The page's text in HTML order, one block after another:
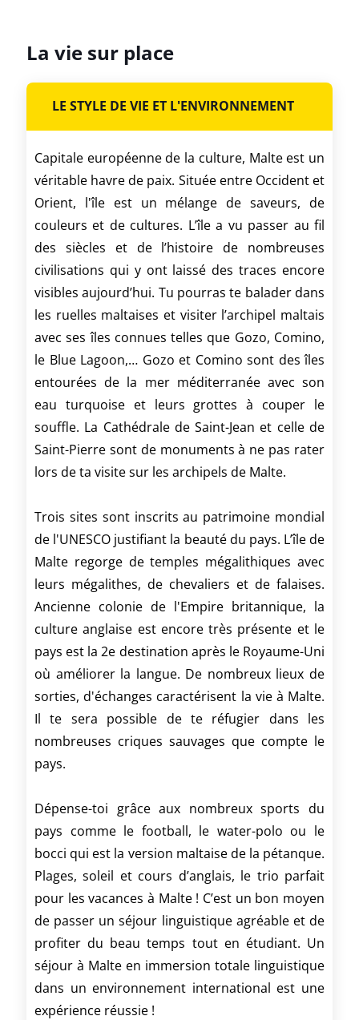
La vie sur place
LE STYLE DE VIE ET L'ENVIRONNEMENT
Capitale européenne de la culture, Malte est un
véritable havre de paix. Située entre Occident et
Orient, l'île est un mélange de saveurs, de
couleurs et de cultures. L’île a vu passer au fil
des siècles et de l’histoire de nombreuses
civilisations qui y ont laissé des traces encore
visibles aujourd’hui. Tu pourras te balader dans
les ruelles maltaises et visiter l’archipel maltais
avec ses îles connues telles que Gozo, Comino,
le Blue Lagoon,… Gozo et Comino sont des îles
entourées de la mer méditerranée avec son
eau turquoise et leurs grottes à couper le
souffle. La Cathédrale de Saint-Jean et celle de
Saint-Pierre sont de monuments à ne pas rater
lors de ta visite sur les archipels de Malte.
Trois sites sont inscrits au patrimoine mondial
de l'UNESCO justifiant la beauté du pays. L’île de
Malte regorge de temples mégalithiques avec
leurs mégalithes, de chevaliers et de falaises.
Ancienne colonie de l'Empire britannique, la
culture anglaise est encore très présente et le
pays est la 2e destination après le Royaume-Uni
où améliorer la langue. De nombreux lieux de
sorties, d'échanges caractérisent la vie à Malte.
Il te sera possible de te réfugier dans les
nombreuses criques sauvages que compte le
pays.
Dépense-toi grâce aux nombreux sports du
pays comme le football, le water-polo ou le
bocci qui est la version maltaise de la pétanque.
Plages, soleil et cours d’anglais, le trio parfait
pour les vacances à Malte ! C’est un bon moyen
de passer un séjour linguistique agréable et de
profiter du beau temps tout en étudiant. Un
séjour à Malte en immersion totale linguistique
dans un environnement international est une
expérience réussie !